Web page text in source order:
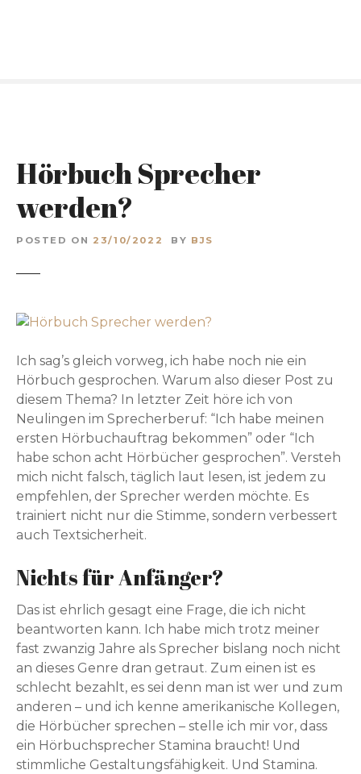
Hörbuch Sprecher
werden?
POSTED ON 23/10/2022 BY BJS
Ich sag’s gleich vorweg, ich habe noch nie ein
Hörbuch gesprochen. Warum also dieser Post zu
diesem Thema? In letzter Zeit höre ich von
Neulingen im Sprecherberuf: “Ich habe meinen
ersten Hörbuchauftrag bekommen” oder “Ich
habe schon acht Hörbücher gesprochen”. Versteh
mich nicht falsch, täglich laut lesen, ist jedem zu
empfehlen, der Sprecher werden möchte. Es
trainiert nicht nur die Stimme, sondern verbessert
auch Textsicherheit.
Nichts für Anfänger?
Das ist ehrlich gesagt eine Frage, die ich nicht
beantworten kann. Ich habe mich trotz meiner
fast zwanzig Jahre als Sprecher bislang noch nicht
an dieses Genre dran getraut. Zum einen ist es
schlecht bezahlt, es sei denn man ist wer und zum
anderen – und ich kenne amerikanische Kollegen,
die Hörbücher sprechen – stelle ich mir vor, dass
ein Hörbuchsprecher Stamina braucht! Und
stimmliche Gestaltungsfähigkeit. Und Stamina.